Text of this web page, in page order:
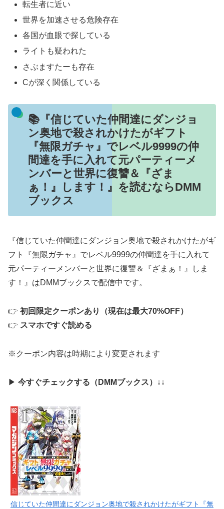
転生者に近い
世界を加速させる危険存在
各国が血眼で探している
ライトも疑われた
さぶますたーも存在
Cが深く関係している
📚『信じていた仲間達にダンジョ
ン奥地で殺されかけたがギフト
『無限ガチャ』でレベル9999の仲
間達を手に入れて元パーティーメ
ンバーと世界に復讐＆『ざま
ぁ！』します！』を読むならDMM
ブックス
『信じていた仲間達にダンジョン奥地で殺されかけたがギ
フト『無限ガチャ』でレベル9999の仲間達を手に入れて
元パーティーメンバーと世界に復讐＆『ざまぁ！』しま
す！』はDMMブックスで配信中です。
👉 初回限定クーポンあり（現在は最大70%OFF）
👉 スマホですぐ読める
※クーポン内容は時期により変更されます
▶ 今すぐチェックする（DMMブックス） ↓↓
信じていた仲間達にダンジョン奥地で殺されかけたがギフト『無